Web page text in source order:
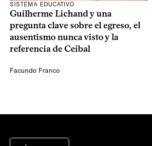
SISTEMA EDUCATIVO
Guilherme Lichand y una
pregunta clave sobre el egreso, el
ausentismo nunca visto y la
referencia de Ceibal
Facundo Franco